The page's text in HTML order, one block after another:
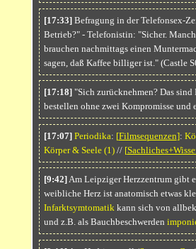
[17:33]Befragung in der Telefonsex-
Betrieb?" - Telefonistin: "Sicher.
brauchen nachmittags einen
sagen, daß Kaffee billiger ist." (Castle
[17:18]"Sich zurücknehmen? Das
bestellen ohne zwei Kompromisse
[17:07] Periodika: [Filmsequenzen]:
Körper & Seele (1)// [
[9:42]Am Leipziger Herzzentrum gibt
weibliche Herz ist anatomisch etwas
Infarktsymtomatikkann sich von
und z.B. als Bauchbeschwerden